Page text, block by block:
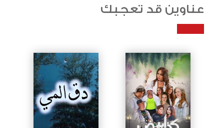
عناوين قد تعجبك